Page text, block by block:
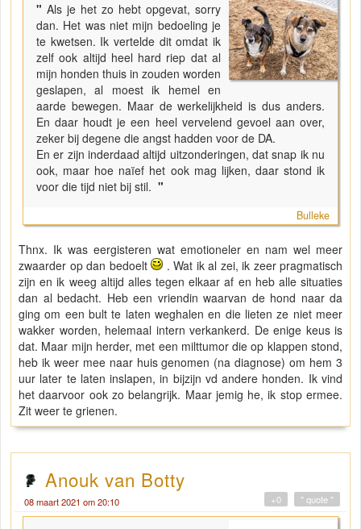
"Als je het zo hebt opgevat, sorry
dan. Het was niet mijn bedoeling je
te kwetsen. Ik vertelde dit omdat ik
zelf ook altijd heel hard riep dat al
mijn honden thuis in zouden worden
geslapen, al moest ik hemel en
aarde bewegen. Maar de werkelijkheid is dus anders.
En daar houdt je een heel vervelend gevoel aan over,
zeker bij degene die angst hadden voor de DA.
En er zijn inderdaad altijd uitzonderingen, dat snap ik nu
ook, maar hoe naïef het ook mag lijken, daar stond ik
voor die tijd niet bij stil. "
Bulleke
Thnx. Ik was eergisteren wat emotioneler en nam wel meer
zwaarder op dan bedoelt
. Wat ik al zei, ik zeer pragmatisch
zijn en ik weeg altijd alles tegen elkaar af en heb alle situaties
dan al bedacht. Heb een vriendin waarvan de hond naar da
ging om een bult te laten weghalen en die lieten ze niet meer
wakker worden, helemaal intern verkankerd. De enige keus is
dat. Maar mijn herder, met een milttumor die op klappen stond,
heb ik weer mee naar huis genomen (na diagnose) om hem 3
uur later te laten inslapen, in bijzijn vd andere honden. Ik vind
het daarvoor ook zo belangrijk. Maar jemig he, ik stop ermee.
Zit weer te grienen.
Anouk van Botty
08 maart 2021 om 20:10 " quote "
+0